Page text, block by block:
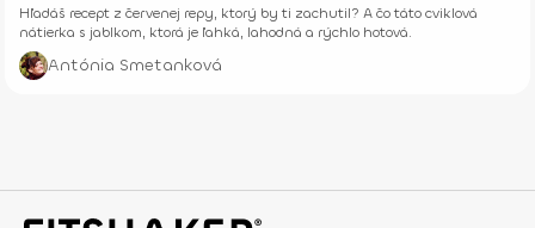
Hľadáš recept z červenej repy, ktorý by ti zachutil? A čo táto cviklová
nátierka s jablkom, ktorá je ľahká, lahodná a rýchlo hotová.
Antónia Smetanková